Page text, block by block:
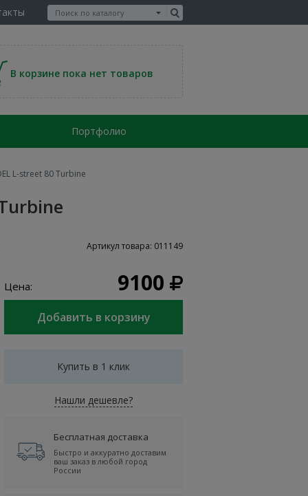
В корзине пока нет товаров
Портфолио
L-street 80 Turbine
Артикул товара: 011149
Цена: 9100
Купить в 1 клик
Нашли дешевле?
Бесплатная доставка
Быстро и аккуратно доставим
ваш заказ в любой город
России